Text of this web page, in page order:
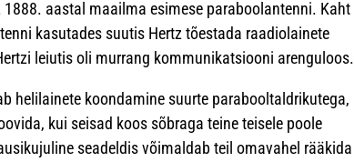
1888. aastal maailma esimese paraboolantenni. Kaht
kasutades suutis Hertz tõestada raadiolainete
leiutis oli murrang kommunikatsiooni arenguloos.
helilainete koondamine suurte parabooltaldrikutega,
kui seisad koos sõbraga teine teisele poole
seadeldis võimaldab teil omavahel rääkida